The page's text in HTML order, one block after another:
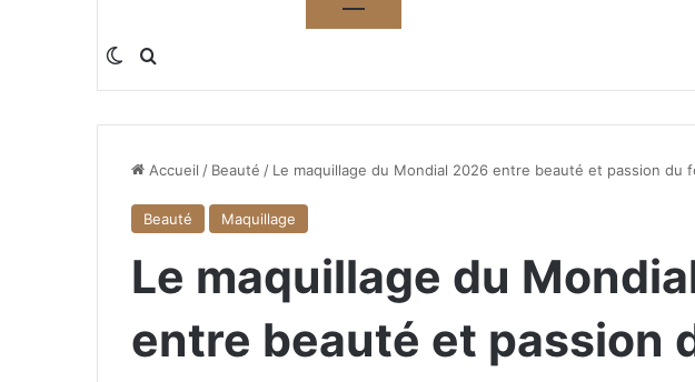
Switch skin
Rechercher
Accueil / Beauté / Le maquillage du Mondial 2026 entre beauté et passion du
Beauté Maquillage
Le maquillage du
entre beauté et passion